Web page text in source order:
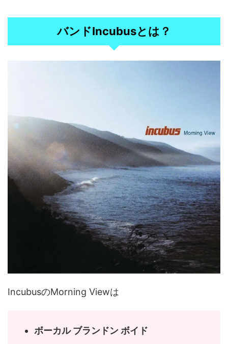
バンドIncubusとは？
IncubusのMorning Viewは
ボーカル ブランドン ボイド